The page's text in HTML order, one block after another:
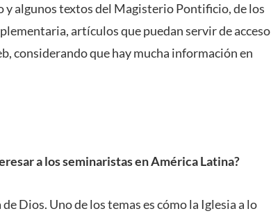
algunos textos del Magisterio Pontificio, de los
artículos que puedan servir de acceso
considerando que hay mucha información en
a los seminaristas en América Latina?
Dios. Uno de los temas es cómo la Iglesia a lo